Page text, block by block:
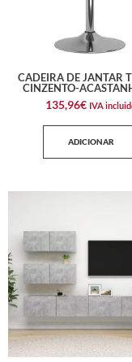
CADEIRA DE JANTAR
CINZENTO-
135,96€ IVA
ADICIONAR